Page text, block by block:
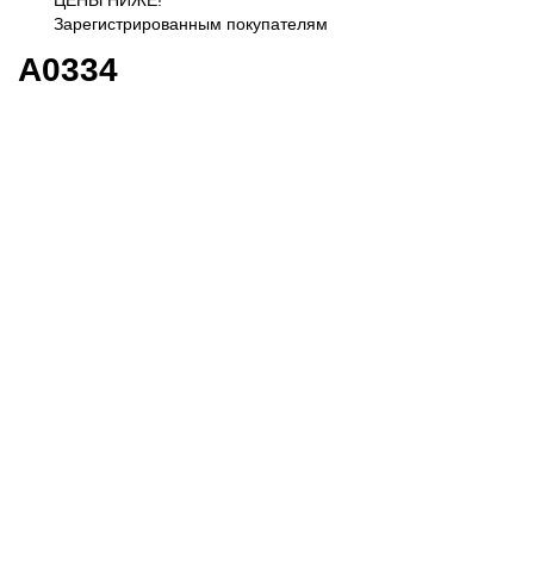
Зарегистрированным покупателям
A0334